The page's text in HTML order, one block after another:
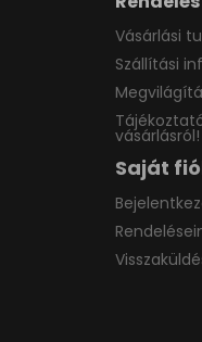
Vásárlási
Szállítási
vásárlásról!
Saját